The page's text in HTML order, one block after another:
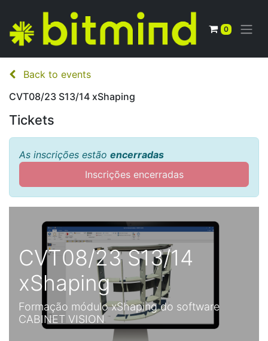
0
Back to events
CVT08/23 S13/14 xShaping
Tickets
As inscrições estão encerradas
Inscrições encerradas
CVT08/23 S13/14
xShaping
Formação módulo xShaping do software
CABINET VISION